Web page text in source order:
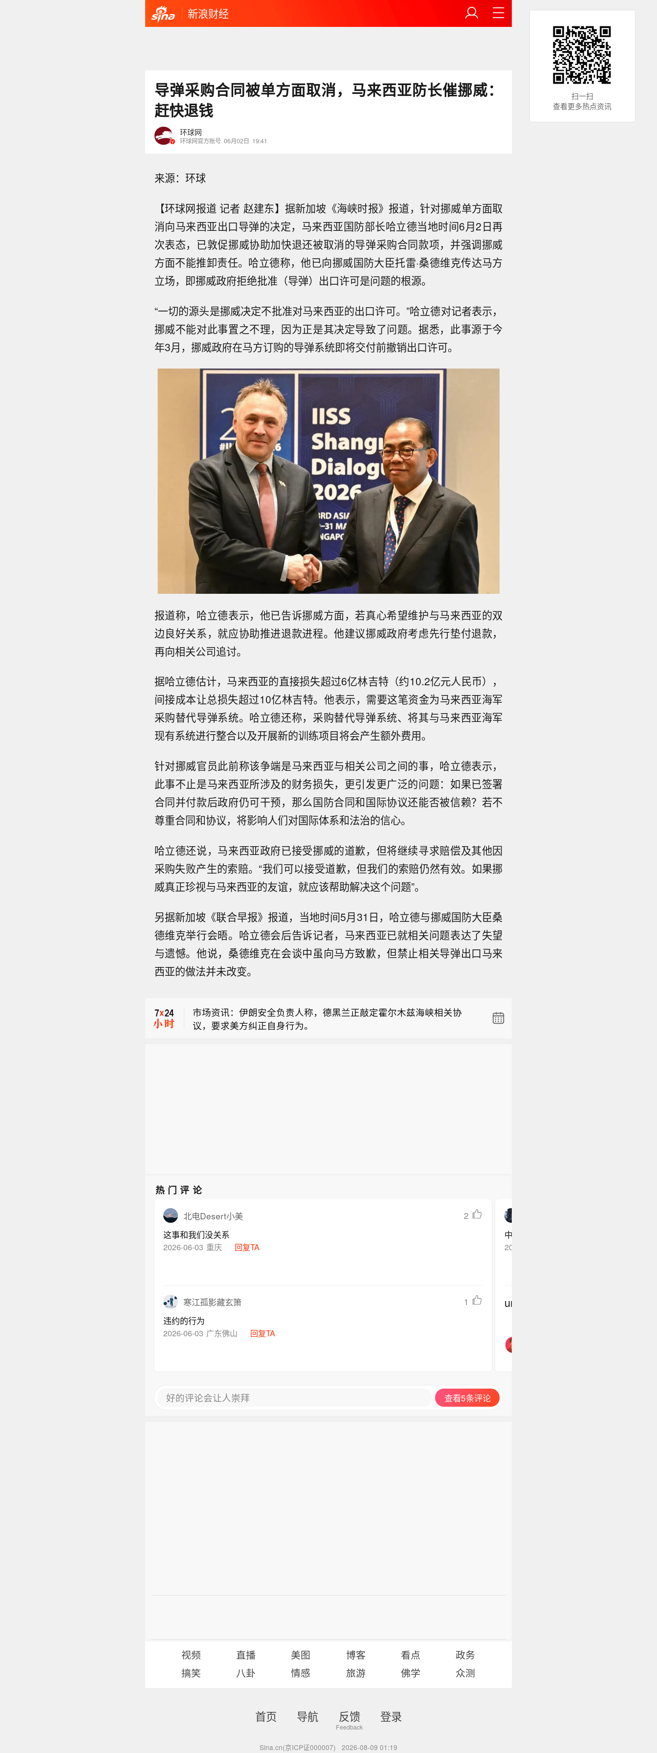
新浪财经
导弹采购合同被单方面取消，马来西亚防长催挪威：
赶快退钱
环球网
环球网官方账号 06月02日 19:41
来源：环球
【环球网报道 记者 赵建东】据新加坡《海峡时报》报道，针对挪威单方面取
消向马来西亚出口导弹的决定，马来西亚国防部长哈立德当地时间6月2日再
次表态，已敦促挪威协助加快退还被取消的导弹采购合同款项，并强调挪威
方面不能推卸责任。哈立德称，他已向挪威国防大臣托雷·桑德维克传达马方
立场，即挪威政府拒绝批准（导弹）出口许可是问题的根源。
“一切的源头是挪威决定不批准对马来西亚的出口许可。”哈立德对记者表示，
挪威不能对此事置之不理，因为正是其决定导致了问题。据悉，此事源于今
年3月，挪威政府在马方订购的导弹系统即将交付前撤销出口许可。
报道称，哈立德表示，他已告诉挪威方面，若真心希望维护与马来西亚的双
边良好关系，就应协助推进退款进程。他建议挪威政府考虑先行垫付退款，
再向相关公司追讨。
据哈立德估计，马来西亚的直接损失超过6亿林吉特（约10.2亿元人民币），
间接成本让总损失超过10亿林吉特。他表示，需要这笔资金为马来西亚海军
采购替代导弹系统。哈立德还称，采购替代导弹系统、将其与马来西亚海军
现有系统进行整合以及开展新的训练项目将会产生额外费用。
针对挪威官员此前称该争端是马来西亚与相关公司之间的事，哈立德表示，
此事不止是马来西亚所涉及的财务损失，更引发更广泛的问题：如果已签署
合同并付款后政府仍可干预，那么国防合同和国际协议还能否被信赖？若不
尊重合同和协议，将影响人们对国际体系和法治的信心。
哈立德还说，马来西亚政府已接受挪威的道歉，但将继续寻求赔偿及其他因
采购失败产生的索赔。“我们可以接受道歉，但我们的索赔仍然有效。如果挪
威真正珍视与马来西亚的友谊，就应该帮助解决这个问题”。
另据新加坡《联合早报》报道，当地时间5月31日，哈立德与挪威国防大臣桑
德维克举行会晤。哈立德会后告诉记者，马来西亚已就相关问题表达了失望
与遗憾。他说，桑德维克在会谈中虽向马方致歉，但禁止相关导弹出口马来
西亚的做法并未改变。
土耳其外交部长：土耳其、巴基斯坦、沙特阿拉伯的防务协定在性质
上等同于北约第五条条款。 注：北约第五条是北约集体防御条款，规
市场资讯：伊朗安全负责人称，德黑兰正敲定霍尔木兹海峡相关协
议，要求美方纠正自身行为。
热门评论
北电Desert小美
2
这事和我们没关系
2026-06-03 重庆 回复TA
寒江孤影藏玄箫
1
违约的行为
2026-06-03 广东佛山 回复TA
中国的东西不香吗
2026-06-03
undefined
好的评论会让人崇拜 查看5条评论
视频 直播 美图 博客 看点
政务
搞笑
八卦 情感 旅游 佛学 众测
首页 导航 反馈 登录
Sina.cn(京ICP证000007) 2026-08-09 01:19
扫一扫
查看更多热点资讯